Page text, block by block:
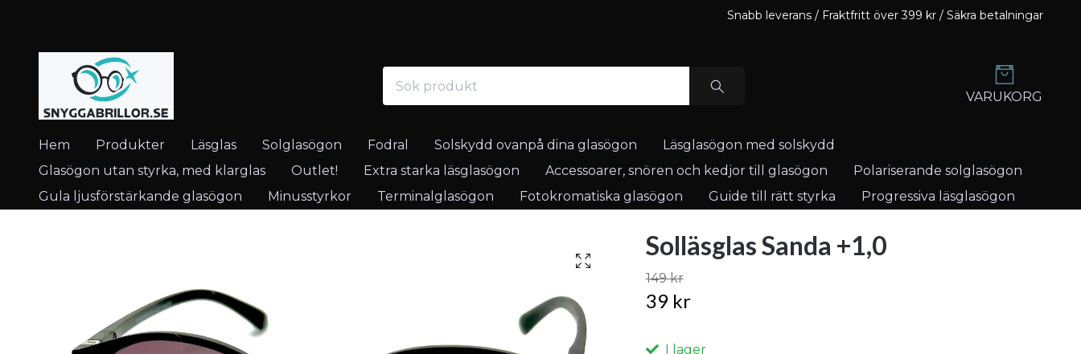
Snabb leverans / Fraktfritt över 399 kr / Säkra betalningar
VARUKORG
Hem Produkter Läsglas Solglasögon Fodral Solskydd ovanpå dina glasögon
Läsglasögon med solskydd
Glasögon utan styrka, med klarglas
Outlet! Extra starka läsglasögon Accessoarer, snören och kedjor till glasögon
Polariserande solglasögon
Gula ljusförstärkande glasögon
Minusstyrkor Terminalglasögon Fotokromatiska glasögon Guide till rätt styrka Progressiva läsglasögon
Solläsglas Sanda +1,0
149 kr
39 kr
I lager